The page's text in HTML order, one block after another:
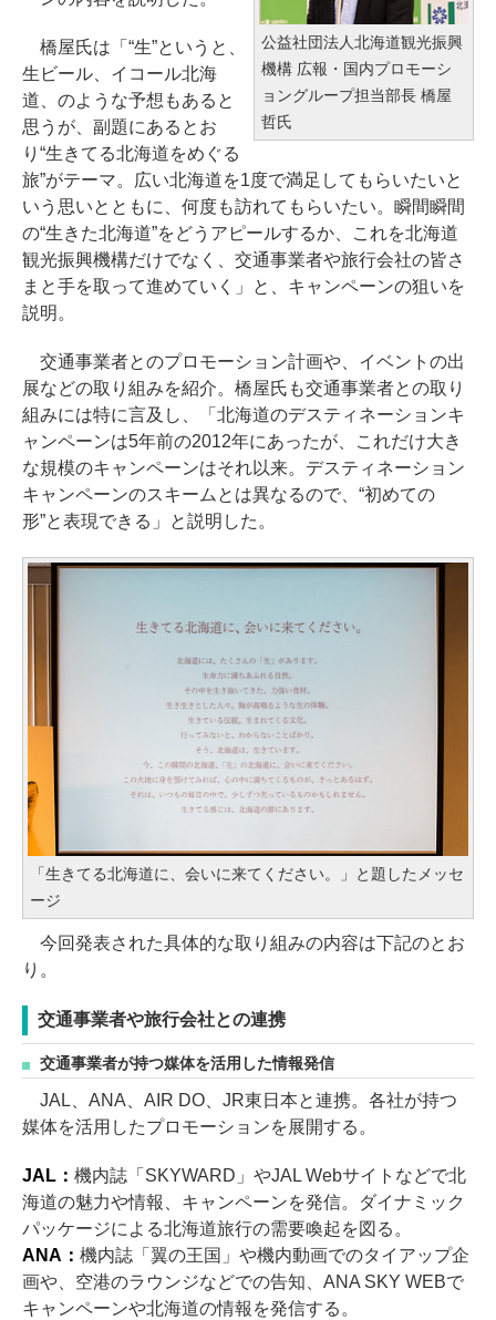
公益社団法人北海道観光振興
機構 広報・国内プロモーシ
ョングループ担当部長 橋屋
哲氏
橋屋氏は「“生”というと、
生ビール、イコール北海
道、のような予想もあると
思うが、副題にあるとお
り“生きてる北海道をめぐる
旅”がテーマ。広い北海道を1度で満足してもらいたいと
いう思いとともに、何度も訪れてもらいたい。瞬間瞬間
の“生きた北海道”をどうアピールするか、これを北海道
観光振興機構だけでなく、交通事業者や旅行会社の皆さ
まと手を取って進めていく」と、キャンペーンの狙いを
説明。
交通事業者とのプロモーション計画や、イベントの出
展などの取り組みを紹介。橋屋氏も交通事業者との取り
組みには特に言及し、「北海道のデスティネーションキ
ャンペーンは5年前の2012年にあったが、これだけ大き
な規模のキャンペーンはそれ以来。デスティネーション
キャンペーンのスキームとは異なるので、“初めての
形”と表現できる」と説明した。
「生きてる北海道に、会いに来てください。」と題したメッセ
ージ
今回発表された具体的な取り組みの内容は下記のとお
り。
交通事業者や旅行会社との連携
交通事業者が持つ媒体を活用した情報発信
JAL、ANA、AIR DO、JR東日本と連携。各社が持つ
媒体を活用したプロモーションを展開する。
JAL： 機内誌「SKYWARD」やJAL Webサイトなどで北
海道の魅力や情報、キャンペーンを発信。ダイナミック
パッケージによる北海道旅行の需要喚起を図る。
ANA： 機内誌「翼の王国」や機内動画でのタイアップ企
画や、空港のラウンジなどでの告知、ANA SKY WEBで
キャンペーンや北海道の情報を発信する。